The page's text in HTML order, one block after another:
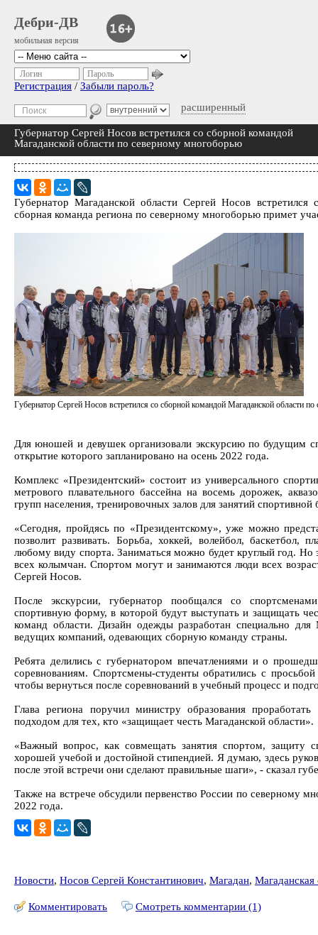
Дебри-ДВ
мобильная версия
расширенный
Логин Пароль
Регистрация / Забыли пароль?
Губернатор Сергей Носов встретился со сборной командой
Магаданской области по северному многоборью
Губернатор Магаданской области Сергей Носов встретился
сборная команда региона по северному многоборью примет
Губернатор Сергей Носов встретился со сборной командой Магаданской области
Для юношей и девушек организовали экскурсию по будущим
открытие которого запланировано на осень 2022 года.
Комплекс «Президентский» состоит из универсального
метрового плавательного бассейна на восемь дорожек,
групп населения, тренировочных залов для занятий
«Сегодня, пройдясь по «Президентскому», уже можно
позволит развивать. Борьба, хоккей, волейбол, баскетбол,
любому виду спорта. Заниматься можно будет круглый год. Но
всех колымчан. Спортом могут и занимаются люди всех
Сергей Носов.
После экскурсии, губернатор пообщался со
спортивную форму, в которой будут выступать и защищать
команд области. Дизайн одежды разработан специально
ведущих компаний, одевающих сборную команду страны.
Ребята делились с губернатором впечатлениями и о
соревнованиям. Спортсмены-студенты обратились с
чтобы вернуться после соревнований в учебный процесс и
Глава региона поручил министру образования
подходом для тех, кто «защищает честь Магаданской области».
«Важный вопрос, как совмещать занятия спортом, защиту
хорошей учебой и достойной стипендией. Я думаю, здесь
после этой встречи они сделают правильные шаги», - сказал
Также на встрече обсудили первенство России по северному
2022 года.
Новости, Носов Сергей Константинович, Магадан, Магаданская
Комментировать Смотреть комментарии (1)